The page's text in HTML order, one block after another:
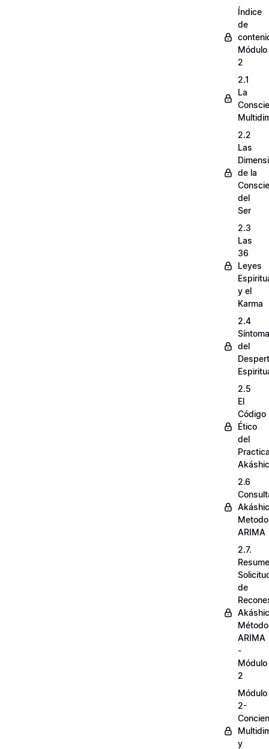
Índice
de
Módulo
2
2.1
La
2.2
Las
de la
del
Ser
2.3
Las
36
Leyes
y el
Karma
2.4
del
2.5
El
Código
Ético
del
2.6
Metodo
ARIMA
2.7.
de
Método
ARIMA
-
Módulo
2
Módulo
2-
y